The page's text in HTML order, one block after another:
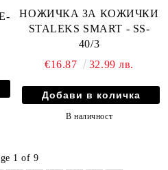
НОЖИЧКА ЗА КОЖИЧКИ
STALEKS SMART - SS-
40/3
€16.87
32.99 лв.
В наличност
1 of 9